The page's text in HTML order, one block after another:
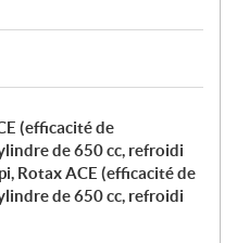
(efficacité de
de 650 cc, refroidi
Rotax ACE (efficacité de
de 650 cc, refroidi